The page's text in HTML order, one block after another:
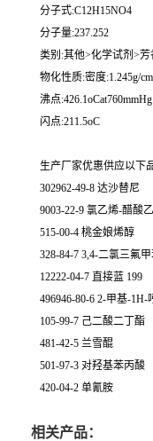
分子式:C12H15NO4
分子量:237.252
类别:其他>化学试剂>芳
物化性质:密度:1.245g/
沸点:426.1oCat760mmHg
闪点:211.5oC
生产厂家优惠供应以下
302962-49-8 达沙替尼
9003-22-9 氯乙烯-醋酸
515-00-4 桃金娘烯醇
328-84-7 3,4-二氯三氟
12222-04-7 直接蓝 199
496946-80-6 2-甲基-1H-
105-99-7 己二酸二丁酯
481-42-5 兰雪醌
501-97-3 对羟基苯丙酸
420-04-2 单氰胺
相关产品：